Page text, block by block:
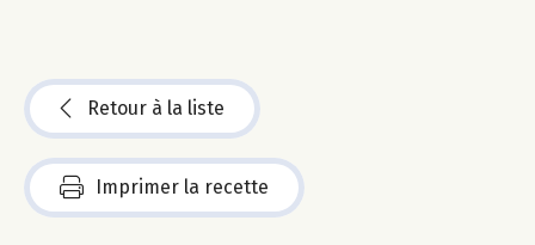
Retour à la liste
Imprimer la recette